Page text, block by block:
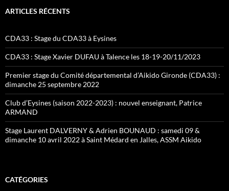
ARTICLES RÉCENTS
CDA33 : Stage du CDA33 à Eysines
CDA33 : Stage Xavier DUFAU à Talence les 18-19-20/11/2023
Premier stage du Comité départemental d’Aikido Gironde (CDA33) :
dimanche 25 septembre 2022
Club d’Eysines (saison 2022-2023) : nouvel enseignant, Patrice
ARMAND
Stage Laurent DALVERNY & Adrien BOUNAUD : samedi 09 &
dimanche 10 avril 2022 à Saint Médard en Jalles, ASSM Aikido
CATÉGORIES